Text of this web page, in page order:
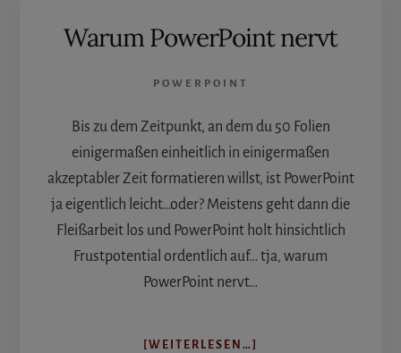
Warum PowerPoint nervt
POWERPOINT
Bis zu dem Zeitpunkt, an dem du 50 Folien
einigermaßen einheitlich in einigermaßen
akzeptabler Zeit formatieren willst, ist PowerPoint
ja eigentlich leicht…oder? Meistens geht dann die
Fleißarbeit los und PowerPoint holt hinsichtlich
Frustpotential ordentlich auf… tja, warum
PowerPoint nervt…
[WEITERLESEN…]